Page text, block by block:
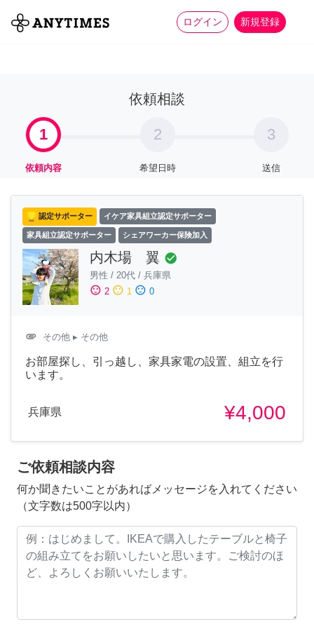
ログイン 新規登録
全て 家事 more_horiz
依頼相談
1
依頼内容
2
希望日時
3
送信
認定サポーター イケア家具組立認定サポーター
家具組立認定サポーター シェアワーカー保険加入
内木場 翼 check_circle
男性 / 20代 / 兵庫県
sentiment_satisfied 2 sentiment_neutral 1 sentiment_dissatisfied 0
attachment その他 ▸ その他
お部屋探し、引っ越し、家具家電の設置、組立を行
います。
兵庫県 ¥4,000
ご依頼相談内容
何か聞きたいことがあればメッセージを入れてください
（文字数は500字以内）